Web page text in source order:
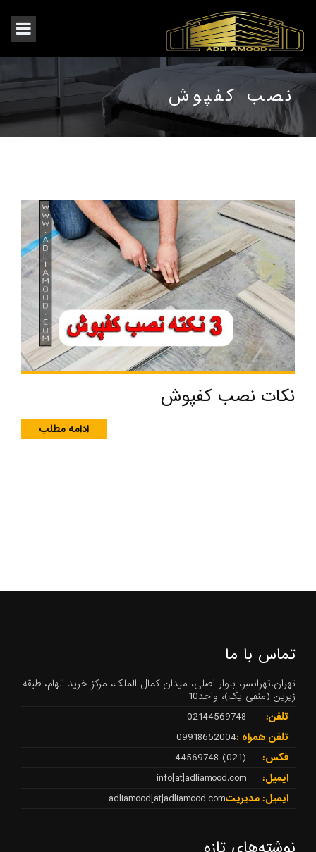
نصب کفپوش
نکات نصب کفپوش
ادامه مطلب
تماس با ما
تهران،تهرانسر، بلوار اصلی، میدان کمال الملک، مرکز خرید الهام، طبقه
زیرین (منفی یک)، واحد10
تلفن:
02144569748
تلفن همراه :09918652004
فکس:
(021) 44569748
ایمیل:
info[at]adliamood.com
ایمیل: مدیریتadliamood[at]adliamood.com